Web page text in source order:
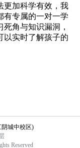
更加科学有效，我
有专属的一对一学
角与知识漏洞，
以实时了解孩子的
城中校区)
Reserved